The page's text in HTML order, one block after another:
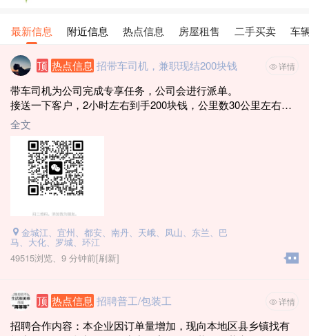
最新信息 附近信息 热点信息 房屋租售 二手买卖 车
顶 热点信息 招带车司机，兼职现结200块钱 详情
带车司机为公司完成专享任务，公司会进行派单。
接送一下客户，2小时左右到手200块钱，公里数30公里左右，
能做的联系
电话：19116800269（微信同号）
1. 年龄21~59周岁
2. 自备车辆 （河池车牌 · 桂M）
3. 车龄8年内（18年8月-2026年）
3. 驾驶证3年以上
5. 无一次性扣12分违章
6. 新车车价6万以上
7. 不要出租车和网约车 (滴滴一年以上没跑过的也可以)
能做的加微信（每天需要30辆）
全文
金城江、宜州、都安、南丹、天峨、凤山、东兰、巴
马、大化、罗城、环江
49515浏览、 9 分钟前[刷新]
顶 热点信息 招聘普工/包装工 详情
招聘合作内容：本企业因订单量增加，现向本地区县乡镇找有